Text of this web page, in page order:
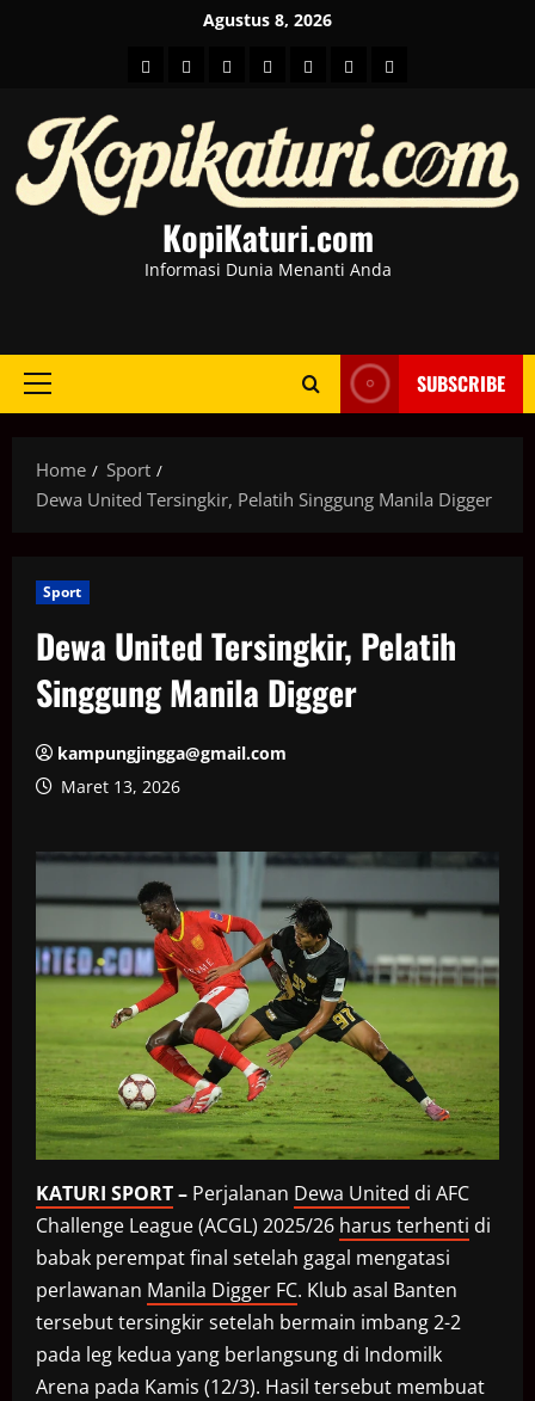
Agustus 8, 2026
HOMEBeritahot
BusinessKesehatan
SportEntertainment
KopiKaturi.com
Informasi Dunia Menanti Anda
Primary
SUBSCRIBE
Home
Sport
Dewa United Tersingkir, Pelatih Singgung Manila Digger
Sport
Dewa United Tersingkir, Pelatih
Singgung Manila Digger
kampungjingga@gmail.com
Maret 13, 2026
KATURI SPORT– Perjalanan Dewa United di AFC
Challenge League (ACGL) 2025/26 harus terhenti di
babak perempat final setelah gagal mengatasi
perlawanan Manila Digger FC. Klub asal Banten
tersebut tersingkir setelah bermain imbang 2-2
pada leg kedua yang berlangsung di Indomilk
Arena pada Kamis (12/3). Hasil tersebut membuat